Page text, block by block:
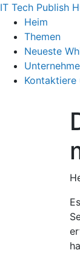
IT Tech Publish
Heim
Themen
Neueste
Kontaktiere